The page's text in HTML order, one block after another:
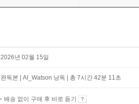
2026년 02월 15일
완독본 | AI_Watson 낭독 | 총 7시간 42분 11초
배송 없이 구매 후 바로 듣기